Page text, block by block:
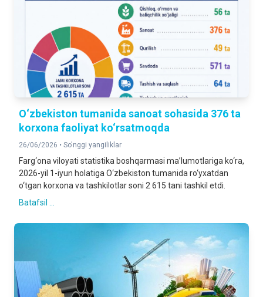
O‘zbekiston tumanida sanoat sohasida 376 ta
korxona faoliyat ko‘rsatmoqda
26/06/2026 • So'nggi yangiliklar
Farg‘ona viloyati statistika boshqarmasi ma’lumotlariga ko‘ra,
2026-yil 1-iyun holatiga O‘zbekiston tumanida ro‘yxatdan
o‘tgan korxona va tashkilotlar soni 2 615 tani tashkil etdi.
Batafsil ...